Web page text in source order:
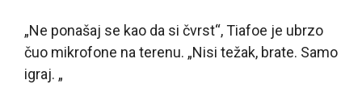
„Ne ponašaj se kao da si čvrst“, Tiafoe je ubrzo
čuo mikrofone na terenu. „Nisi težak, brate. Samo
igraj. „